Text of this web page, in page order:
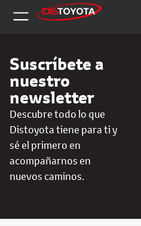
Suscríbete a
nuestro
newsletter
Descubre todo lo que
Distoyota tiene para ti y
sé el primero en
acompañarnos en
nuevos caminos.